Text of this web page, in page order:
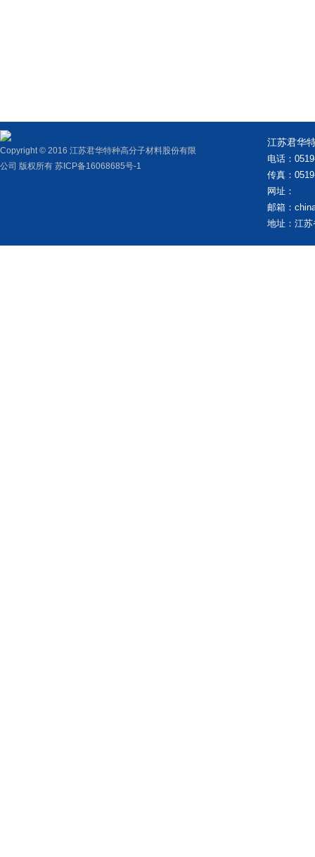
Copyright © 2016 江苏君华特种高分子材料股份有限
公司 版权所有 苏ICP备16068685号-1
江苏君华
电话：
传真：
网址：
邮箱：
地址：江